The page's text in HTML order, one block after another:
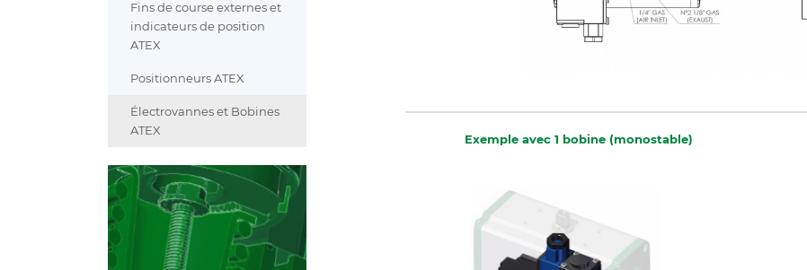
Fins de course externes et
indicateurs de position
ATEX
Positionneurs ATEX
Électrovannes et Bobines
ATEX
Exemple avec 1 bobine (monostable)